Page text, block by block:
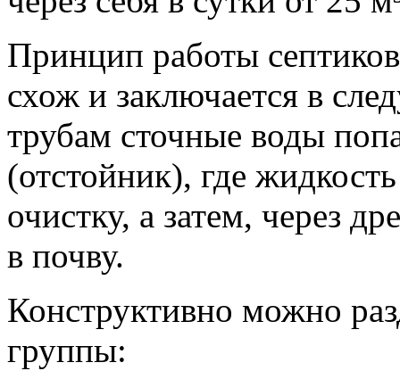
Принцип работы
схож и заключается в
трубам сточные воды
(отстойник), где
очистку, а затем, через
в почву.
Конструктивно можно
группы: